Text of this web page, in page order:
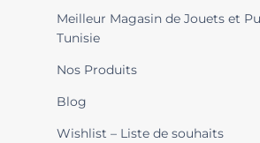
Meilleur Magasin de Jouets et
Tunisie
Nos Produits
Blog
Wishlist – Liste de souhaits